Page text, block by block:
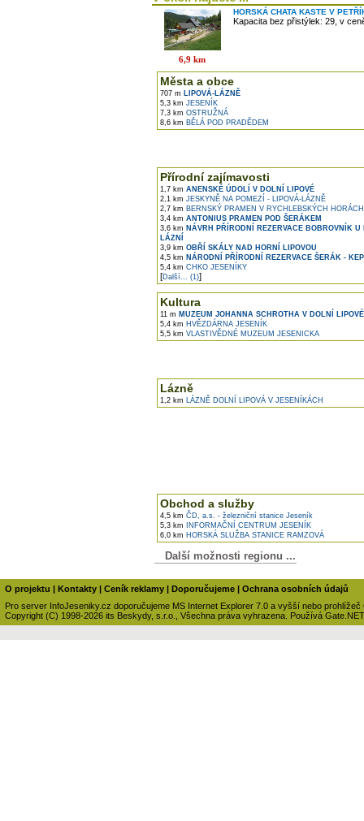
6,9 km
HORSKÁ CHATA KASTE V
Kapacita bez přistýlek: 29, v
Města a obce
707 m LIPOVÁ-LÁZNĚ
5,3 km JESENÍK
7,3 km OSTRUŽNÁ
8,6 km BĚLÁ POD PRADĚDEM
Přírodní zajímavosti
1,7 km ANENSKÉ ÚDOLÍ V DOLNÍ LIPOVÉ
2,1 km JESKYNĚ NA POMEZÍ - LIPOVÁ-LÁZNĚ
2,7 km BERNSKÝ PRAMEN V RYCHLEBSKÝCH HORÁCH
3,4 km ANTONIUS PRAMEN POD ŠERÁKEM
3,6 km NÁVRH PŘÍRODNÍ REZERVACE BOBROVNÍK U
LÁZNÍ
3,9 km OBŘÍ SKÁLY NAD HORNÍ LIPOVOU
4,5 km NÁRODNÍ PŘÍRODNÍ REZERVACE ŠERÁK -
5,4 km CHKO JESENÍKY
[Další... (1)]
Kultura
11 m MUZEUM JOHANNA SCHROTHA V DOLNÍ LIPOVÉ
5,4 km HVĚZDÁRNA JESENÍK
5,5 km VLASTIVĚDNÉ MUZEUM JESENICKA
Lázně
1,2 km LÁZNĚ DOLNÍ LIPOVÁ V JESENÍKÁCH
Obchod a služby
4,5 km ČD, a.s. - železniční stanice Jeseník
5,3 km INFORMAČNÍ CENTRUM JESENÍK
6,0 km HORSKÁ SLUŽBA STANICE RAMZOVÁ
Další možnosti regionu ...
O projektu | Kontakty | Ceník reklamy | Doporučujeme | Ochrana osobních údajů
Pro server InfoJeseniky.cz doporučujeme MS Internet Explorer 7.0 a vyšší nebo prohlížeč
Copyright (C) 1998-2026 its Beskydy, s.r.o., Všechna práva vyhrazena. Používá